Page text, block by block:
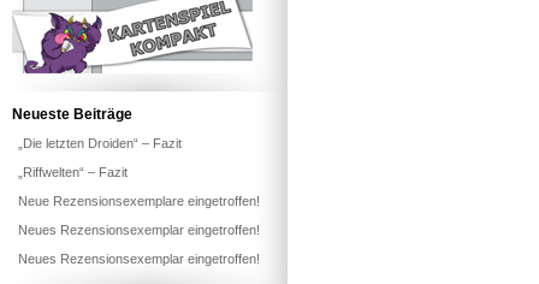
Neueste Beiträge
„Die letzten Droiden“ – Fazit
„Riffwelten“ – Fazit
Neue Rezensionsexemplare eingetroffen!
Neues Rezensionsexemplar eingetroffen!
Neues Rezensionsexemplar eingetroffen!